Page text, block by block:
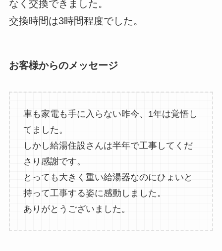
なく交換できました。
交換時間は3時間程度でした。
お客様からのメッセージ
車も家電も手に入らない昨今、1年は覚悟し
てました。
しかし給湯住設さんは半年で工事してくだ
さり感謝です。
とっても大きく重い給湯器なのにひょいと
持って工事する姿に感動しました。
ありがとうございました。